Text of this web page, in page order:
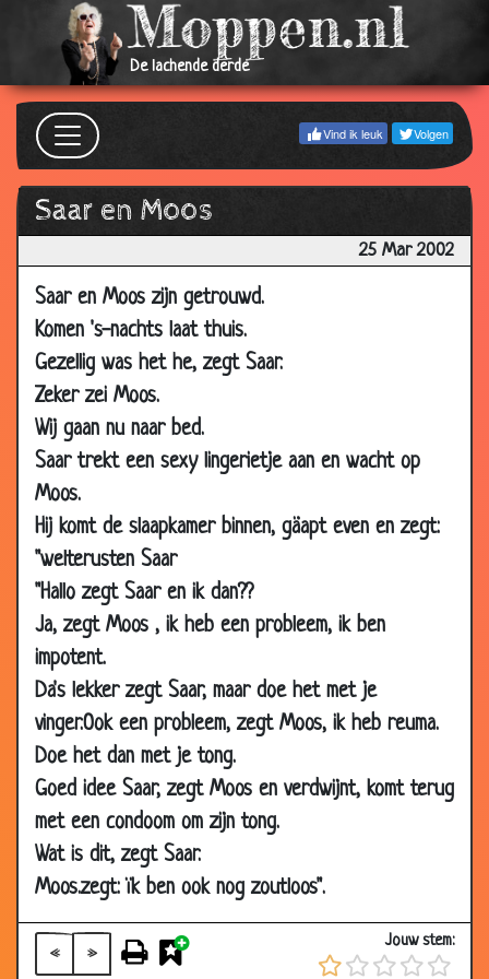
De lachende derde
Vind ik leuk Volgen
Saar en Moos
25 Mar 2002
Saar en Moos zijn getrouwd.
Komen 's-nachts laat thuis.
Gezellig was het he, zegt Saar.
Zeker zei Moos.
Wij gaan nu naar bed.
Saar trekt een sexy lingerietje aan en wacht op
Moos.
Hij komt de slaapkamer binnen, gäapt even en zegt:
"welterusten Saar
"Hallo zegt Saar en ik dan??
Ja, zegt Moos , ik heb een probleem, ik ben
impotent.
Da's lekker zegt Saar, maar doe het met je
vinger.Ook een probleem, zegt Moos, ik heb reuma.
Doe het dan met je tong.
Goed idee Saar, zegt Moos en verdwijnt, komt terug
met een condoom om zijn tong.
Wat is dit, zegt Saar.
Moos.zegt: ïk ben ook nog zoutloos".
« »
Jouw stem:
23 Jul
2002
Gezocht !!!
16 Jul
2002
Beffen 3.09
08 Jul
2002
06 Jul
Het toppunt
02 Jul
2002
Condoom
30 Jun
Lesbische Zeemeermin
17 Jun
2002
25 Jun
2002
Hoerenkast
13 Jun
2002
De sleutel en het paradijsje! 3.85
06 Jun
2002
06 Jun
2002
29 May
2002
Mercedes 3.91
23 May
2002
Zin in seks. 3.89
02 May
2002
Zwarte Sponsje
29 Apr
2002
Uterecht 2.82